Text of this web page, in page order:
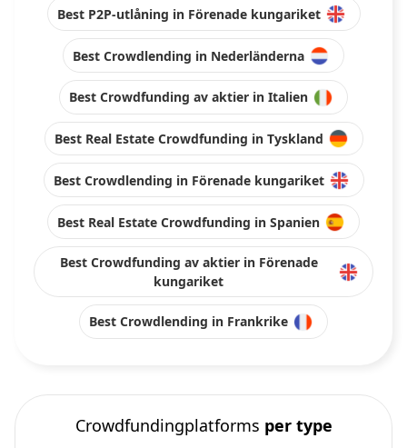
Best P2P-utlåning in Förenade kungariket
Best Crowdlending in Nederländerna
Best Crowdfunding av aktier in Italien
Best Real Estate Crowdfunding in Tyskland
Best Crowdlending in Förenade kungariket
Best Real Estate Crowdfunding in Spanien
Best Crowdfunding av aktier in Förenade
kungariket
Best Crowdlending in Frankrike
Crowdfundingplatforms per type